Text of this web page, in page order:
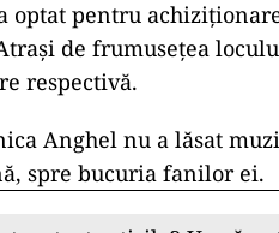
optat pentru
de frumusețea
respectivă.
Anghel nu a lăsat
spre bucuria fanilor ei.